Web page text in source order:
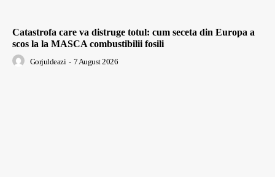
Catastrofa care va distruge totul: cum seceta din Europa a
scos la la MASCA combustibilii fosili
Gorjuldeazi - 7 August 2026